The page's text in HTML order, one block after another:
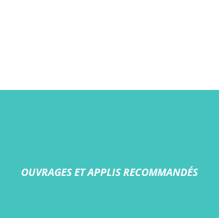
OUVRAGES ET APPLIS RECOMMANDÉS